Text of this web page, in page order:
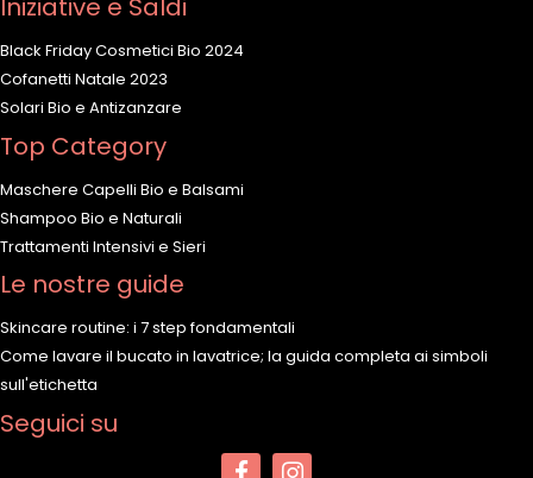
Iniziative e Saldi
Black Friday Cosmetici Bio 2024
Cofanetti Natale 2023
Solari Bio e Antizanzare
Top Category
Maschere Capelli Bio e Balsami
Shampoo Bio e Naturali
Trattamenti Intensivi e Sieri
Le nostre guide
Skincare routine: i 7 step fondamentali
Come lavare il bucato in lavatrice; la guida completa ai simboli
sull'etichetta
Seguici su